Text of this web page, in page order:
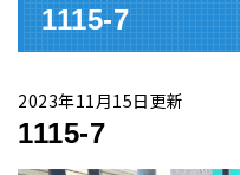
1115-7
2023年11月15日更新
1115-7